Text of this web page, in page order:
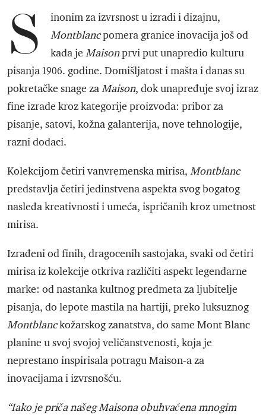
S
inonim za izvrsnost u izradi i dizajnu,
Montblancpomera granice inovacija još od
kada je Maisonprvi put unapredio kulturu
pisanja 1906. godine. Domišljatost i mašta i danas su
pokretačke snage zaMaison, dok unapređuje svoj izraz
fine izrade kroz kategorije proizvoda: pribor za
pisanje, satovi, kožna galanterija, nove tehnologije,
razni dodaci.
Kolekcijom četiri vanvremenska mirisa, Montblanc
predstavlja četiri jedinstvena aspekta svog bogatog
nasleđa kreativnosti i umeća, ispričanih kroz umetnost
mirisa.
Izrađeni od finih, dragocenih sastojaka, svaki od četiri
mirisa iz kolekcije otkriva različiti aspekt legendarne
marke: od nastanka kultnog predmeta za ljubitelje
pisanja, do lepote mastila na hartiji, preko luksuznog
Montblanckožarskog zanatstva, do same Mont Blanc
planine u svoj svojoj veličanstvenosti, koja je
neprestano inspirisala potragu Maison-a za
inovacijama i izvrsnošću.
“Iako je priča našeg Maisona obuhvaćena mnogim